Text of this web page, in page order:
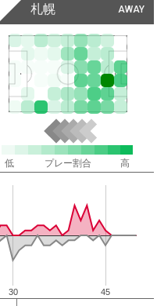
AWAY
札幌
低 プレー割合 高
30 45